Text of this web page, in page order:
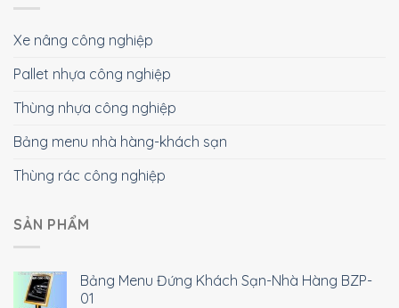
Xe nâng công nghiệp
Pallet nhựa công nghiệp
Thùng nhựa công nghiệp
Bảng menu nhà hàng-khách sạn
Thùng rác công nghiệp
SẢN PHẨM
Bảng Menu Đứng Khách Sạn-Nhà Hàng BZP-
01